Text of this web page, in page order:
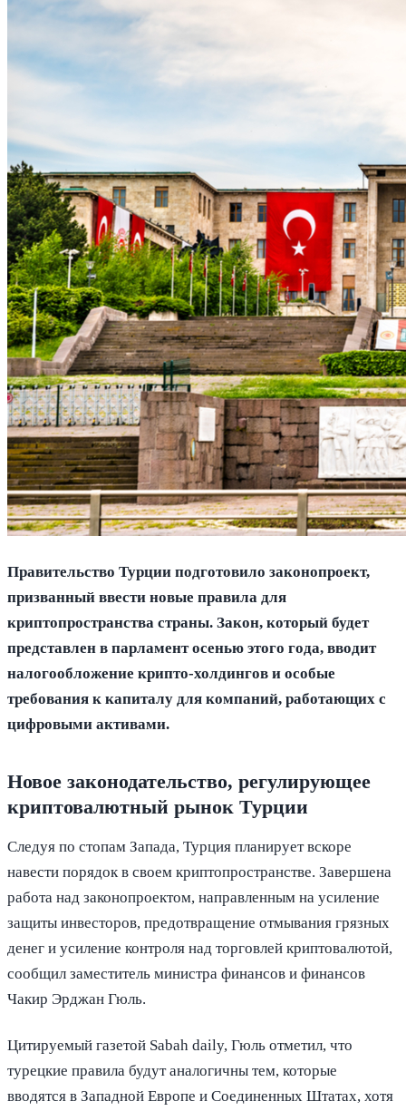
Правительство Турции подготовило законопроект,
призванный ввести новые правила для
криптопространства страны. Закон, который будет
представлен в парламент осенью этого года, вводит
налогообложение крипто-холдингов и особые
требования к капиталу для компаний, работающих с
цифровыми активами.
Новое законодательство, регулирующее
криптовалютный рынок Турции
Следуя по стопам Запада, Турция планирует вскоре
навести порядок в своем криптопространстве. Завершена
работа над законопроектом, направленным на усиление
защиты инвесторов, предотвращение отмывания грязных
денег и усиление контроля над торговлей криптовалютой,
сообщил заместитель министра финансов и финансов
Чакир Эрджан Гюль.
Цитируемый газетой Sabah daily, Гюль отметил, что
турецкие правила будут аналогичны тем, которые
вводятся в Западной Европе и Соединенных Штатах, хотя